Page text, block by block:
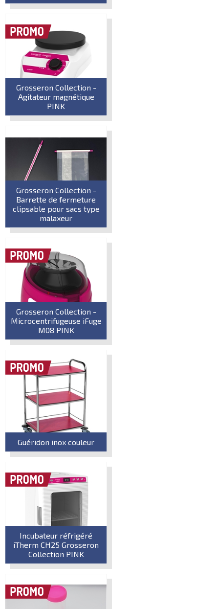
Grosseron Collection -
Agitateur magnétique
PINK
Grosseron Collection -
Barrette de fermeture
clipsable pour sacs type
malaxeur
Grosseron Collection -
Microcentrifugeuse iFuge
M08 PINK
Guéridon inox couleur
Incubateur réfrigéré
iTherm CH25 Grosseron
Collection PINK